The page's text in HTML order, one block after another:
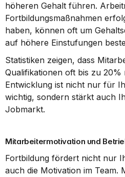
höheren Gehalt führen.
Fortbildungsmaßnahmen
haben, können oft um
auf höhere Einstufungen
Statistiken zeigen, dass
Qualifikationen oft bis zu 20%
Entwicklung ist nicht nur für
wichtig, sondern stärkt auch
Jobmarkt.
Mitarbeitermotivation und
Fortbildung fördert nicht nur
auch die Motivation im Team.